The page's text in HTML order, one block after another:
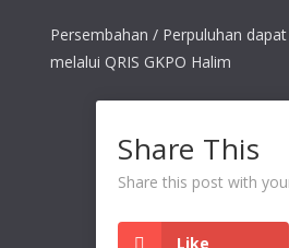
Persembahan / Perpuluhan
melalui QRIS GKPO Halim
Share This
Share this post with
Like